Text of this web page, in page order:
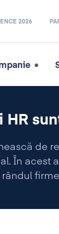
2026
HR
de
În acest